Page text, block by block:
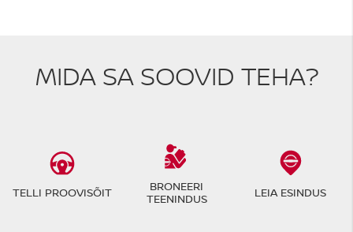
MIDA SA SOOVID TEHA?
TELLI PROOVISÕIT
BRONEERI
TEENINDUS
LEIA ESINDUS